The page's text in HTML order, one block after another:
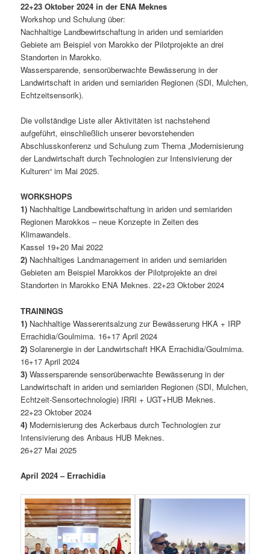
22+23 Oktober 2024 in der ENA Meknes
Workshop und Schulung über:
Nachhaltige Landbewirtschaftung in ariden und semiariden
Gebiete am Beispiel von Marokko der Pilotprojekte an drei
Standorten in Marokko.
Wassersparende, sensorüberwachte Bewässerung in der
Landwirtschaft in ariden und semiariden Regionen (SDI, Mulchen,
Echtzeitsensorik).
Die vollständige Liste aller Aktivitäten ist nachstehend
aufgeführt, einschließlich unserer bevorstehenden
Abschlusskonferenz und Schulung zum Thema „Modernisierung
der Landwirtschaft durch Technologien zur Intensivierung der
Kulturen“ im Mai 2025.
WORKSHOPS
1) Nachhaltige Landbewirtschaftung in ariden und semiariden
Regionen Marokkos – neue Konzepte in Zeiten des
Klimawandels.
Kassel 19+20 Mai 2022
2) Nachhaltiges Landmanagement in ariden und semiariden
Gebieten am Beispiel Marokkos der Pilotprojekte an drei
Standorten in Marokko ENA Meknes. 22+23 Oktober 2024
TRAININGS
1) Nachhaltige Wasserentsalzung zur Bewässerung HKA + IRP
Errachidia/Goulmima. 16+17 April 2024
2) Solarenergie in der Landwirtschaft HKA Errachidia/Goulmima.
16+17 April 2024
3)Wassersparende sensorüberwachte Bewässerung in der
Landwirtschaft in ariden und semiariden Regionen (SDI, Mulchen,
Echtzeit-Sensortechnologie) IRRI + UGT+HUB Meknes.
22+23 Oktober 2024
4) Modernisierung des Ackerbaus durch Technologien zur
Intensivierung des Anbaus HUB Meknes.
26+27 Mai 2025
April 2024 – Errachidia